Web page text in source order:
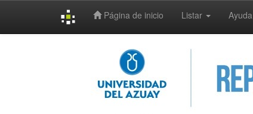
Página de inicio Listar Ayuda